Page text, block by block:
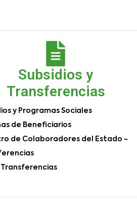
Subsidios y
Transferencias
y Programas Sociales
de Beneficiarios
de Colaboradores del Estado -